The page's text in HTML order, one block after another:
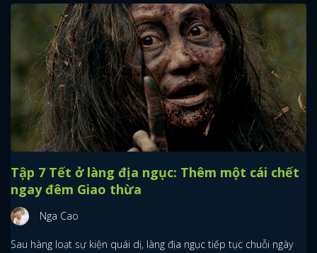
Tập 7 Tết ở làng địa ngục: Thêm một cái chết
ngay đêm Giao thừa
Nga Cao
Sau hàng loạt sự kiện quái dị, làng địa ngục tiếp tục chuỗi ngày